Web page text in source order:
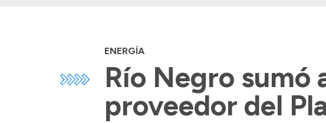
ENERGÍA
Río Negro sumó
proveedor del